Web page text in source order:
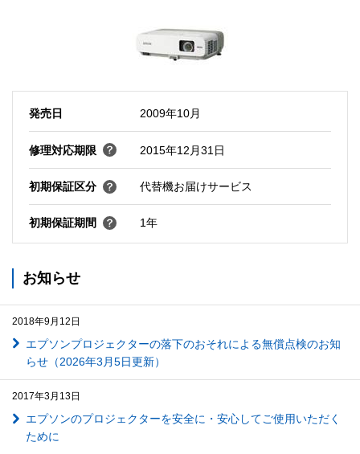
発売日 2009年10月
修理対応期限 2015年12月31日
初期保証区分 代替機お届けサービス
初期保証期間 1年
お知らせ
2018年9月12日
エプソンプロジェクターの落下のおそれによる無償点検のお知
らせ（2026年3月5日更新）
2017年3月13日
エプソンのプロジェクターを安全に・安心してご使用いただく
ために